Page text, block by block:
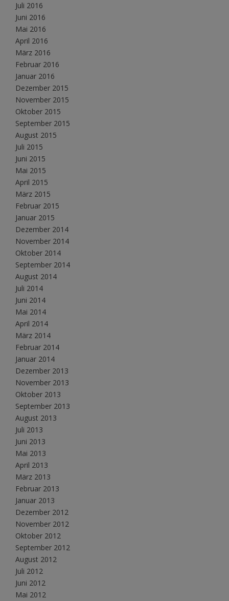
Juli 2016
Juni 2016
Mai 2016
April 2016
März 2016
Februar 2016
Januar 2016
Dezember 2015
November 2015
Oktober 2015
September 2015
August 2015
Juli 2015
Juni 2015
Mai 2015
April 2015
März 2015
Februar 2015
Januar 2015
Dezember 2014
November 2014
Oktober 2014
September 2014
August 2014
Juli 2014
Juni 2014
Mai 2014
April 2014
März 2014
Februar 2014
Januar 2014
Dezember 2013
November 2013
Oktober 2013
September 2013
August 2013
Juli 2013
Juni 2013
Mai 2013
April 2013
März 2013
Februar 2013
Januar 2013
Dezember 2012
November 2012
Oktober 2012
September 2012
August 2012
Juli 2012
Juni 2012
Mai 2012